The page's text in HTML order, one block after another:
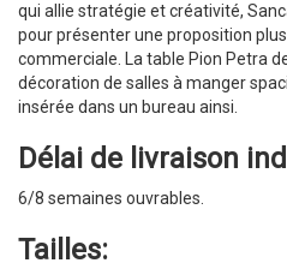
qui allie stratégie et créativité,
pour présenter une proposition
commerciale. La table Pion Petra
décoration de salles à manger
insérée dans un bureau ainsi.
Délai de livraison
6/8 semaines ouvrables.
Tailles: